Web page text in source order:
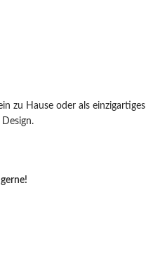
zu Hause oder als einzigartiges